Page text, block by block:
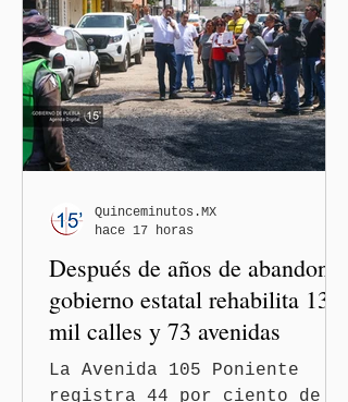
Después de años de abandono,
gobierno estatal rehabilita 13
mil calles y 73 avenidas
La Avenida 105 Poniente
registra 44 por ciento de
Quinceminutos.MX
hace 17 horas